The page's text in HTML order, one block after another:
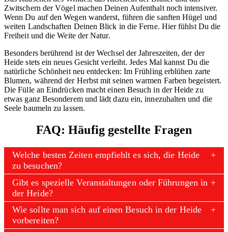
Zwitschern der Vögel machen Deinen Aufenthalt noch intensiver.
Wenn Du auf den Wegen wanderst, führen die sanften Hügel und
weiten Landschaften Deinen Blick in die Ferne. Hier fühlst Du die
Freiheit und die Weite der Natur.
Besonders berührend ist der Wechsel der Jahreszeiten, der der
Heide stets ein neues Gesicht verleiht. Jedes Mal kannst Du die
natürliche Schönheit neu entdecken: Im Frühling erblühen zarte
Blumen, während der Herbst mit seinen warmen Farben begeistert.
Die Fülle an Eindrücken macht einen Besuch in der Heide zu
etwas ganz Besonderem und lädt dazu ein, innezuhalten und die
Seele baumeln zu lassen.
FAQ: Häufig gestellte Fragen
Welche besten Zeiten empfiehlt es sich, die Heide
zu besuchen?
Gibt es spezielle Veranstaltungen oder Führungen in
der Heide?
Wie sollte man sich auf einen Besuch in der Heide
vorbereiten?